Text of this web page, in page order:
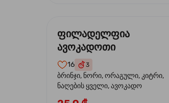
ფილადელფია
ავოკადოთი
16 3
ბრინჯი, ნორი, ორაგული, კიტრი,
ნაღების ყველი, ავოკადო